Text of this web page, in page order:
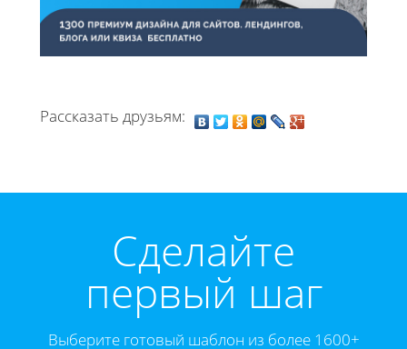
Рассказать друзьям:
Cделайте
первый шаг
Выберите готовый шаблон из более 1600+